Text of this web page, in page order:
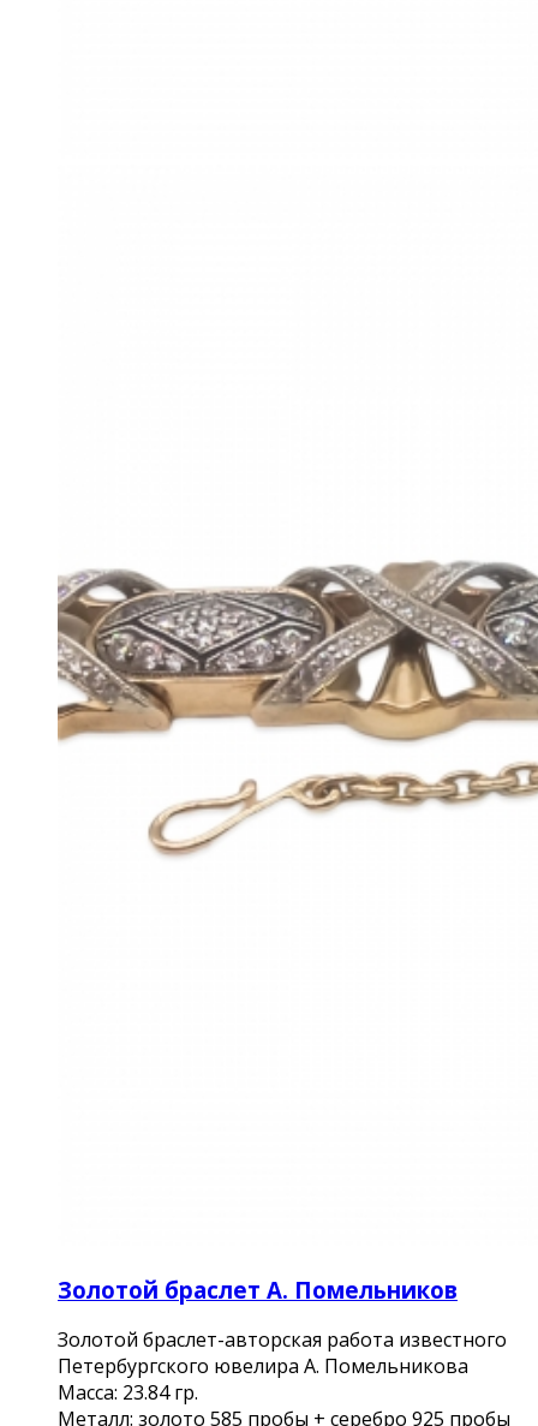
Золотой браслет А. Помельников
Золотой браслет-авторская работа известного
Петербургского ювелира А. Помельникова
Масса: 23.84 гр.
Металл: золото 585 пробы + серебро 925 пробы